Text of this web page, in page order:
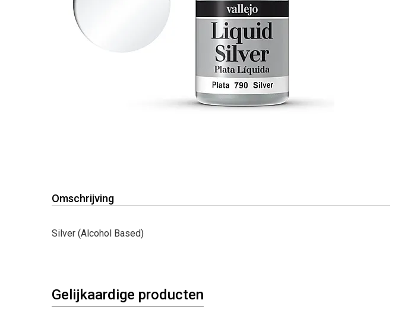
Omschrijving
Silver (Alcohol Based)
Gelijkaardige producten